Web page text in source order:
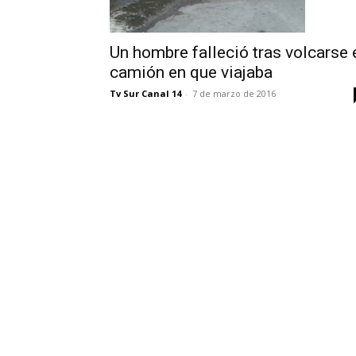
Un hombre falleció tras volcarse
camión en que viajaba
Tv Sur Canal 14 - 7 de marzo de 2016